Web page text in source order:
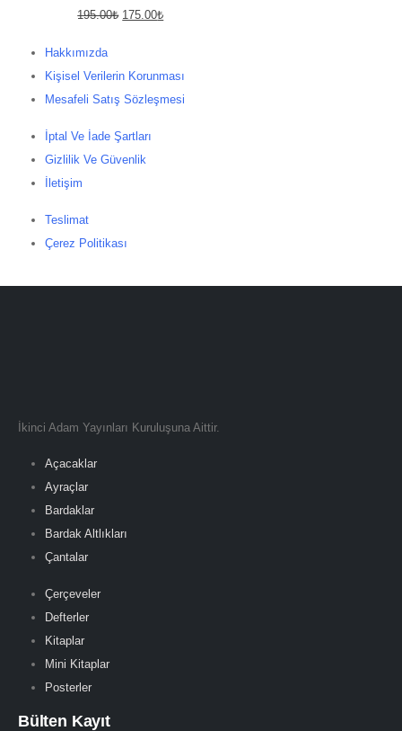
195.00₺ Orijinal
175.00₺Şu
175.00₺.
Hakkımızda
Kişisel Verilerin Korunması
Mesafeli Satış Sözleşmesi
İptal Ve İade Şartları
Gizlilik Ve Güvenlik
İletişim
Teslimat
Çerez Politikası
İkinci Adam Yayınları Kuruluşuna Aittir.
Açacaklar
Ayraçlar
Bardaklar
Bardak Altlıkları
Çantalar
Çerçeveler
Defterler
Kitaplar
Mini Kitaplar
Posterler
Bülten Kayıt